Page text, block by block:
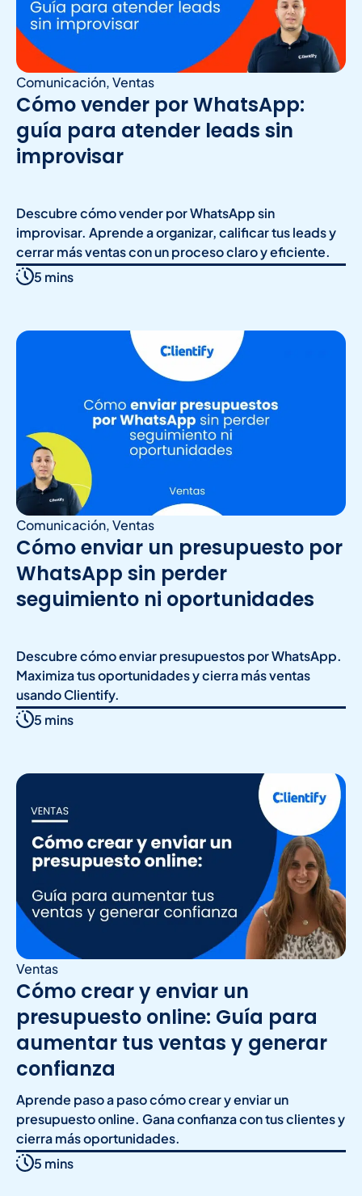
Comunicación,Ventas
Cómo vender por WhatsApp:
guía para atender leads sin
improvisar
Descubre cómo vender por WhatsApp sin
improvisar. Aprende a organizar, calificar tus leads y
cerrar más ventas con un proceso claro y eficiente.
5 mins
Comunicación,Ventas
Cómo enviar un presupuesto por
WhatsApp sin perder
seguimiento ni oportunidades
Descubre cómo enviar presupuestos por WhatsApp.
Maximiza tus oportunidades y cierra más ventas
usando Clientify.
5 mins
Ventas
Cómo crear y enviar un
presupuesto online: Guía para
aumentar tus ventas y generar
confianza
Aprende paso a paso cómo crear y enviar un
presupuesto online. Gana confianza con tus clientes y
cierra más oportunidades.
5 mins